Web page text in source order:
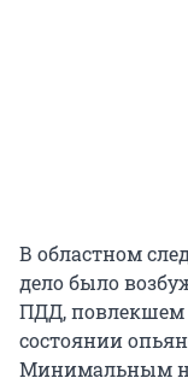
В областном
дело было
ПДД, повлекшем
состоянии
Минимальным